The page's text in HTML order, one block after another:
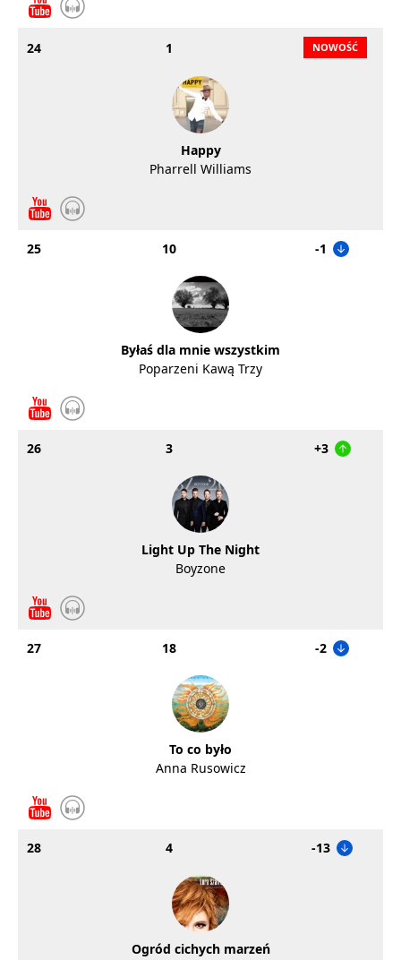
24 1
Happy
Pharrell Williams
25 10 -1
Byłaś dla mnie wszystkim
Poparzeni Kawą Trzy
26 3 +3
Light Up The Night
Boyzone
27 18 -2
To co było
Anna Rusowicz
28 4 -13
Ogród cichych marzeń